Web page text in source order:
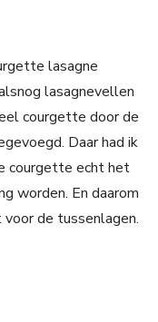
lasagne
lasagnevellen
courgette door de
Daar had ik
courgette echt het
worden. En daarom
de tussenlagen.